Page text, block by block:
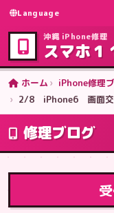
Language
沖縄 iPhone修理
スマホ１
ホーム
iPhone修理
2/8 iPhone6 画面交
修理ブログ